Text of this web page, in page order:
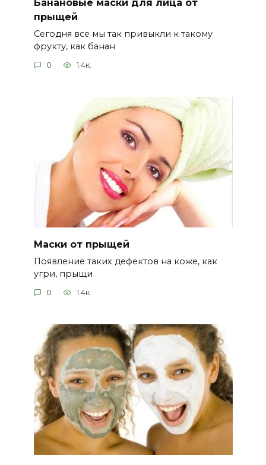
Банановые маски для лица от
прыщей
Сегодня все мы так привыкли к такому
фрукту, как банан
0 1.4к.
Маски от прыщей
Появление таких дефектов на коже, как
угри, прыщи
0 1.4к.